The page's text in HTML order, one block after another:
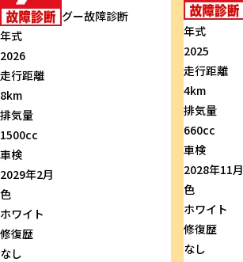
グー故障診断
年式
2026
走行距離
8km
排気量
1500cc
車検
2029年2月
色
ホワイト
修復歴
なし
年式
2025
走行距離
4km
排気量
660cc
車検
2028年11月
色
ホワイト
修復歴
なし